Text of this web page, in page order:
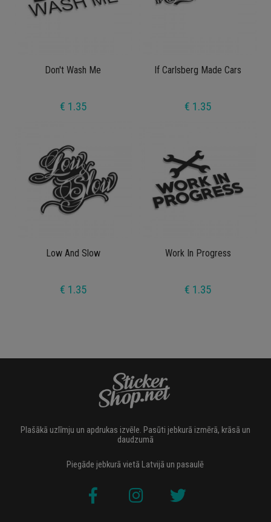
Don't Wash Me
€ 1.35
If Carlsberg Made Cars
€ 1.35
Low And Slow
€ 1.35
Work In Progress
€ 1.35
Plašākā uzlīmju un apdrukas izvēle. Pasūti jebkurā izmērā, krāsā un
daudzumā
Piegāde jebkurā vietā Latvijā un pasaulē